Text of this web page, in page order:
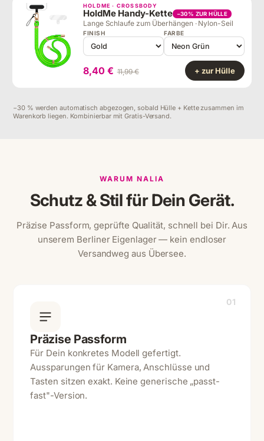
HOLDME · CROSSBODY
HoldMe Handy-Kette −30% ZUR HÜLLE
Lange Schlaufe zum Überhängen · Nylon-Seil
FINISH FARBE
8,40 € 11,99 € + zur Hülle
−30 % werden automatisch abgezogen, sobald Hülle + Kette zusammen im
Warenkorb liegen. Kombinierbar mit Gratis-Versand.
WARUM NALIA
Schutz & Stil für Dein Gerät.
Präzise Passform, geprüfte Qualität, schnell bei Dir. Aus
unserem Berliner Eigenlager — kein endloser
Versandweg aus Übersee.
01
Präzise Passform
Für Dein konkretes Modell gefertigt.
Aussparungen für Kamera, Anschlüsse und
Tasten sitzen exakt. Keine generische „passt-
fast"-Version.